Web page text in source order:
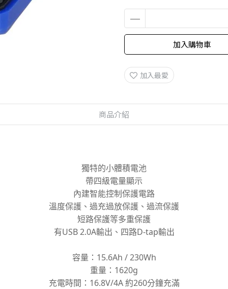
加入購物車
加入最愛
商品介紹
獨特的小體積電池
帶四級電量顯示
內建智能控制保護電路
溫度保護、過充過放保護、過流保護
短路保護等多重保護
有USB 2.0A輸出、四路D-tap輸出
容量：15.6Ah / 230Wh
重量：1620g
充電時間：16.8V/4A 約260分鐘充滿